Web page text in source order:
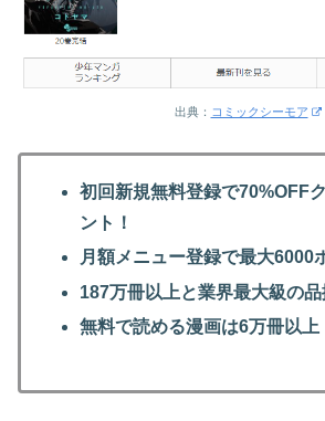
出典： コミックシーモア
初回新規無料登録で70%OFF
ント！
月額メニュー登録で最大6000
187万冊以上と業界最大級の品
無料で読める漫画は6万冊以上